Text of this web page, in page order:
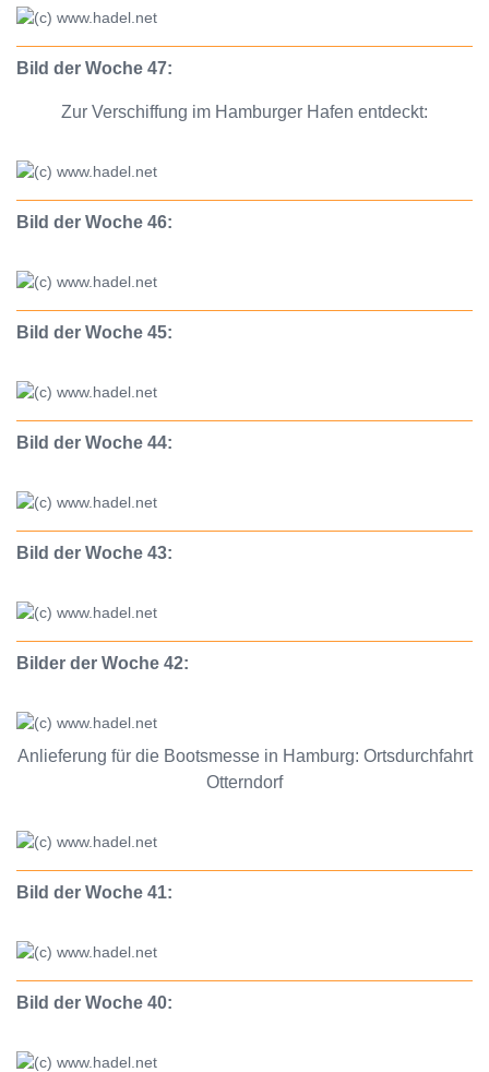
Bild der Woche 47:
Zur Verschiffung im Hamburger Hafen entdeckt:
Bild der Woche 46:
Bild der Woche 45:
Bild der Woche 44:
Bild der Woche 43:
Bilder der Woche 42:
Anlieferung für die Bootsmesse in Hamburg: Ortsdurchfahrt
Otterndorf
Bild der Woche 41:
Bild der Woche 40: